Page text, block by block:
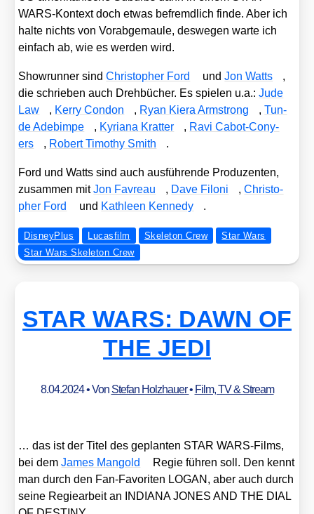
WARS-Kon­text doch etwas befremd­lich fin­de. Aber ich
hal­te nichts von Vor­ab­ge­mau­le, des­we­gen war­te ich
ein­fach ab, wie es wer­den wird.
Show­run­ner sindChris­to­pher Ford undJon Watts
,
die schrie­ben auch Dreh­bü­cher. Es spie­len u.a.:Jude
Law
, Ker­ry Con­don , Ryan Kie­ra Arm­strong ,Tun­
de Adeb­im­pe
, Kyria­na Krat­ter , Ravi Cabot-Cony­
ers
, Robert Timo­thy Smith .
Ford und Watts sind auch aus­füh­ren­de Pro­du­zen­ten,
zusam­men mitJon Fav­reau , Dave Filoni ,Chris­to­
pher Ford
und Kath­le­en Ken­ne­dy .
DisneyPlus Lucasfilm Skeleton Crew
Star Wars
Star Wars Skeleton Crew
STAR WARS: DAWN OF
THE JEDI
8.04.2024• Von Stefan Holzhauer• Film, TV & Stream
… das ist der Titel des geplan­ten STAR WARS-Films,
bei demJames Man­gold
Regie füh­ren soll. Den kennt
man durch den Fan-Favo­ri­ten LOGAN, aber auch durch
sei­ne Regie­ar­beit an INDIANA JONES AND THE DIAL